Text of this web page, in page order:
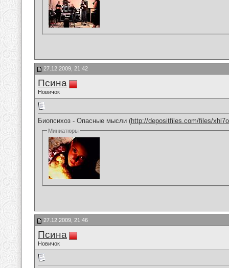
27.12.2009, 21:42
Псина
Новичок
Биопсихоз - Опасные мысли (http://depositfiles.com/files/
Миниатюры
27.12.2009, 21:46
Псина
Новичок